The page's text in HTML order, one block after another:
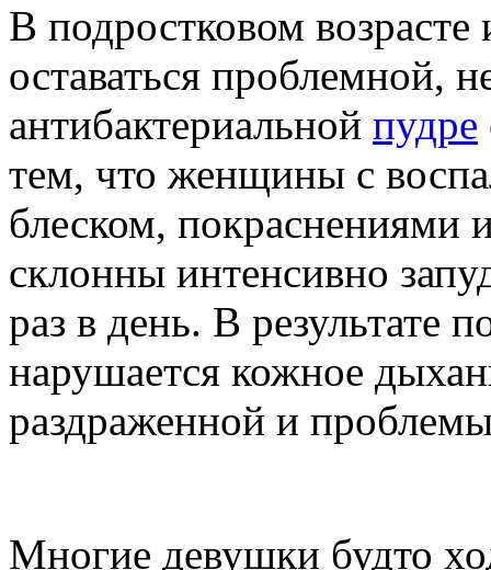
В подростковом
оставаться проблемной,
антибактериальной пудре
тем, что женщины с
блеском, покраснениями
склонны интенсивно
раз в день. В результате
нарушается кожное
раздраженной и
Многие девушки будто